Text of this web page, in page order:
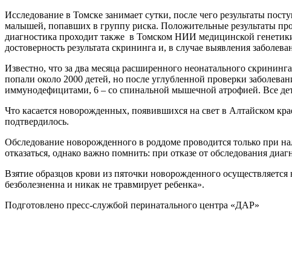
Исследование в Томске занимает сутки, после чего результаты
малышей, попавших в группу риска. Положительные результаты
диагностика проходит также в Томском НИИ медицинской
достоверность результата скрининга и, в случае выявления
Известно, что за два месяца расширенного неонатального
попали около 2000 детей, но после углубленной проверки
иммунодефицитами, 6 – со спинальной мышечной атрофией. Все
Что касается новорожденных, появившихся на свет в Алтайском
подтвердилось.
Обследование новорожденного в роддоме проводится только при
отказаться, однако важно помнить: при отказе от обследования
Взятие образцов крови из пяточки новорожденного
безболезненна и никак не травмирует ребенка».
Подготовлено пресс-службой перинатального центра «ДАР»